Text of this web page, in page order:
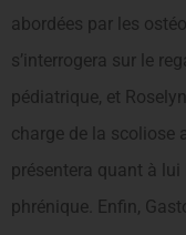
abordées par les
s’interrogera sur le
pédiatrique, et
charge de la scoliose
présentera quant à
phrénique. Enfin,